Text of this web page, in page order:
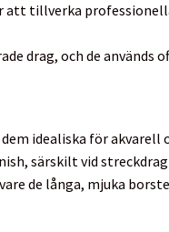
att tillverka
drag, och de används
idealiska för akvarell
särskilt vid
de långa, mjuka